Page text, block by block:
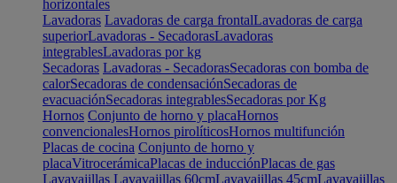
horizontales
Lavadoras Lavadoras de carga frontalLavadoras de carga
superiorLavadoras - SecadorasLavadoras
integrablesLavadoras por kg
Secadoras Lavadoras - SecadorasSecadoras con bomba de
calorSecadoras de condensaciónSecadoras de
evacuaciónSecadoras integrablesSecadoras por Kg
Hornos Conjunto de horno y placaHornos
convencionalesHornos pirolíticosHornos multifunción
Placas de cocina Conjunto de horno y
placaVitrocerámicaPlacas de inducciónPlacas de gas
Lavavajillas Lavavajillas 60cmLavavajillas 45cmLavavajillas